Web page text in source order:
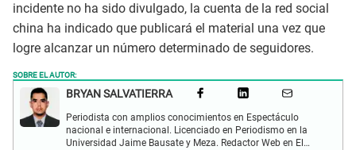
incidente no ha sido divulgado, la cuenta de la red social
china ha indicado que publicará el material una vez que
logre alcanzar un número determinado de seguidores.
SOBRE EL AUTOR:
BRYAN SALVATIERRA
Periodista con amplios conocimientos en Espectáculo
nacional e internacional. Licenciado en Periodismo en la
Universidad Jaime Bausate y Meza. Redactor Web en El